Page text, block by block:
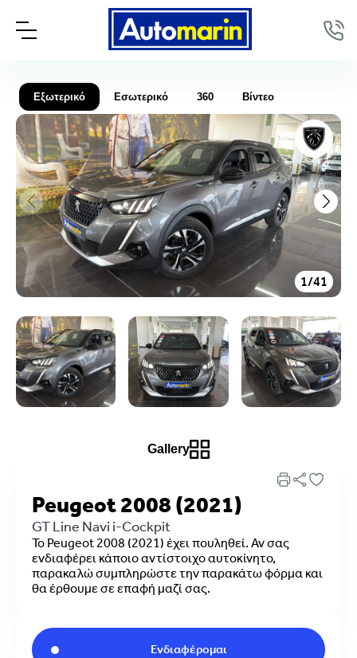
Εξωτερικό Εσωτερικό 360 Βίντεο
1/41
Gallery
Peugeot 2008 (2021)
GT Line Navi i-Cockpit
Το Peugeot 2008 (2021) έχει πουληθεί. Αν σας
ενδιαφέρει κάποιο αντίστοιχο αυτοκίνητο,
παρακαλώ συμπληρώστε την παρακάτω φόρμα και
θα έρθουμε σε επαφή μαζί σας.
Ενδιαφέρομαι